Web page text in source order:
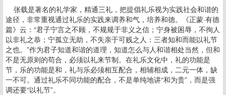
张载是著名的礼学家，精通三礼，把提倡礼乐视为实践社会和谐的
途径，非常重视通过礼乐的实践来调养和气，培养和德。《正蒙·有德
篇》云：“君子宁言之不顾，不规规于非义之信；宁身被困辱，不徇人
以非礼之恭；宁孤立无助，不失亲于可贱之人：三者知和而能以礼节
之也。”作为君子知道和谐的道理，知道怎么与人和谐相处当然，但和
不是无原则的苟合，必须以礼来节制。在礼乐文化中，礼的功能是
节，乐的功能是和，礼与乐必须相互配合，相辅相成，二元一体，缺
一不可。通过礼乐不同功能的配合，不是单纯地讲“和为贵”，而是强
调还要“以礼节”。